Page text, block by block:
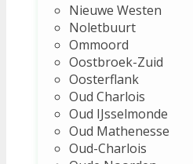
Nieuwe Westen
Noletbuurt
Ommoord
Oostbroek-Zuid
Oosterflank
Oud Charlois
Oud IJsselmonde
Oud Mathenesse
Oud-Charlois